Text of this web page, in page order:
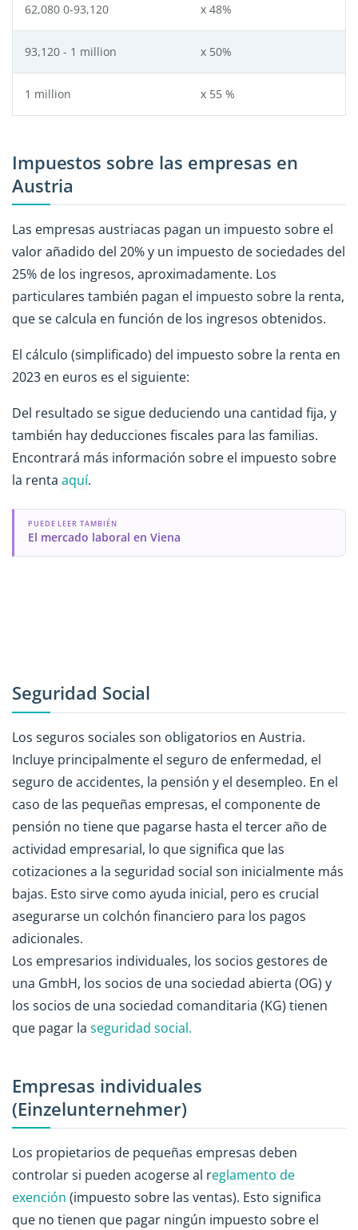
62,080 0-93,120 x 48%
93,120 - 1 million x 50%
1 million x 55 %
Impuestos sobre las empresas en
Austria
Las empresas austriacas pagan un impuesto sobre el
valor añadido del 20% y un impuesto de sociedades del
25% de los ingresos, aproximadamente. Los
particulares también pagan el impuesto sobre la renta,
que se calcula en función de los ingresos obtenidos.
El cálculo (simplificado) del impuesto sobre la renta en
2023 en euros es el siguiente:
Del resultado se sigue deduciendo una cantidad fija, y
también hay deducciones fiscales para las familias.
Encontrará más información sobre el impuesto sobre
la renta aquí.
PUEDE LEER TAMBIÉN
El mercado laboral en Viena
Seguridad Social
Los seguros sociales son obligatorios en Austria.
Incluye principalmente el seguro de enfermedad, el
seguro de accidentes, la pensión y el desempleo. En el
caso de las pequeñas empresas, el componente de
pensión no tiene que pagarse hasta el tercer año de
actividad empresarial, lo que significa que las
cotizaciones a la seguridad social son inicialmente más
bajas. Esto sirve como ayuda inicial, pero es crucial
asegurarse un colchón financiero para los pagos
adicionales.
Los empresarios individuales, los socios gestores de
una GmbH, los socios de una sociedad abierta (OG) y
los socios de una sociedad comanditaria (KG) tienen
que pagar la seguridad social.
Empresas individuales
(Einzelunternehmer)
Los propietarios de pequeñas empresas deben
controlar si pueden acogerse al reglamento de
exención (impuesto sobre las ventas). Esto significa
que no tienen que pagar ningún impuesto sobre el